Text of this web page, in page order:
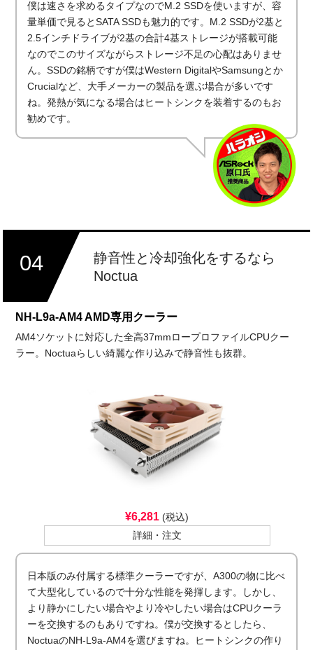
僕は速さを求めるタイプなのでM.2 SSDを使いますが、容
量単価で見るとSATA SSDも魅力的です。M.2 SSDが2基と
2.5インチドライブが2基の合計4基ストレージが搭載可能
なのでこのサイズながらストレージ不足の心配はありませ
ん。SSDの銘柄ですが僕はWestern DigitalやSamsungとか
Crucialなど、大手メーカーの製品を選ぶ場合が多いです
ね。発熱が気になる場合はヒートシンクを装着するのもお
勧めです。
04
静音性と冷却強化をするなら
Noctua
NH-L9a-AM4 AMD専用クーラー
AM4ソケットに対応した全高37mmロープロファイルCPUクー
ラー。Noctuaらしい綺麗な作り込みで静音性も抜群。
¥6,281(税込)
詳細・注文
日本版のみ付属する標準クーラーですが、A300の物に比べ
て大型化しているので十分な性能を発揮します。しかし、
より静かにしたい場合やより冷やしたい場合はCPUクーラ
ーを交換するのもありですね。僕が交換するとしたら、
NoctuaのNH-L9a-AM4を選びますね。ヒートシンクの作り